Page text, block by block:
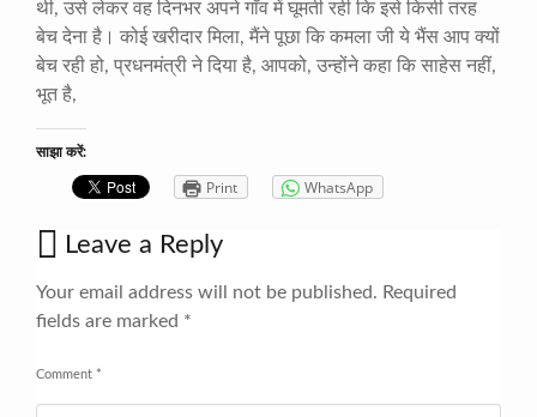
थी, उसे लेकर वह दिनभर अपने गाँव में घूमती रही कि इसे किसी तरह
बेच देना है। कोई खरीदार मिला, मैंने पूछा कि कमला जी ये भैंस आप क्यों
बेच रही हो, प्रधनमंत्री ने दिया है, आपको, उन्होंने कहा कि साहेस नहीं,
भूत है,
साझा करें:
Print WhatsApp
Leave a Reply
Your email address will not be published. Required
fields are marked *
Comment *